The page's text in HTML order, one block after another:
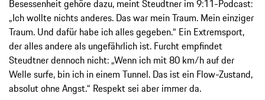
Besessenheit gehöre dazu, meint Steudtner im 9:11-Podcast:
„Ich wollte nichts anderes. Das war mein Traum. Mein einziger
Traum. Und dafür habe ich alles gegeben.“ Ein Extremsport,
der alles andere als ungefährlich ist. Furcht empfindet
Steudtner dennoch nicht: „Wenn ich mit 80 km/h auf der
Welle surfe, bin ich in einem Tunnel. Das ist ein Flow-Zustand,
absolut ohne Angst.“ Respekt sei aber immer da.